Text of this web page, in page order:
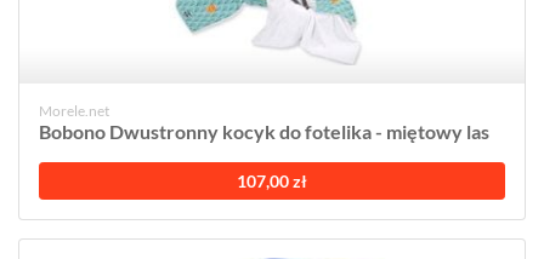
Morele.net
Bobono Dwustronny kocyk do fotelika - miętowy las
107,00 zł